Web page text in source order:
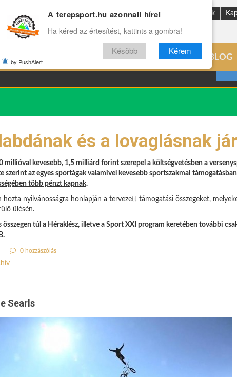
ENG Reviews Archívum Rólunk
ÉLETMÓD VILÁG BLOG
és a lovaglásnak
millióval kevesebb, 1,5 milliárd forint szerepel a költségvetésben a
szerint az egyes sportágak valamivel kevesebb sportszakmai
több pénzt kapnak.
hozta nyilvánosságra honlapján a tervezett támogatási összegeket,
ülésén.
összegen túl a Héraklész, illetve a Sport XXI program keretében további
0 hozzászólás
Searls
A terepsport.hu azonnali hírei
Ha kéred az értesítést, kattints a gombra!
Késöbb Kérem
by PushAlert